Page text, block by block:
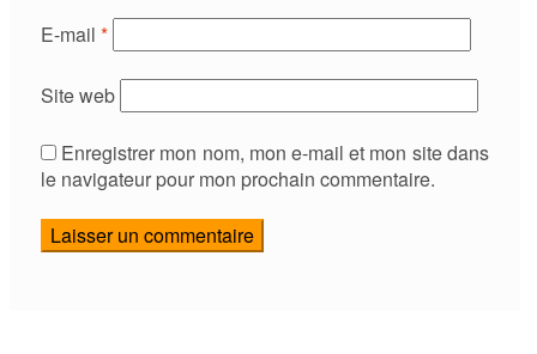
E-mail *
Site web
Enregistrer mon nom, mon e-mail et mon site dans
le navigateur pour mon prochain commentaire.